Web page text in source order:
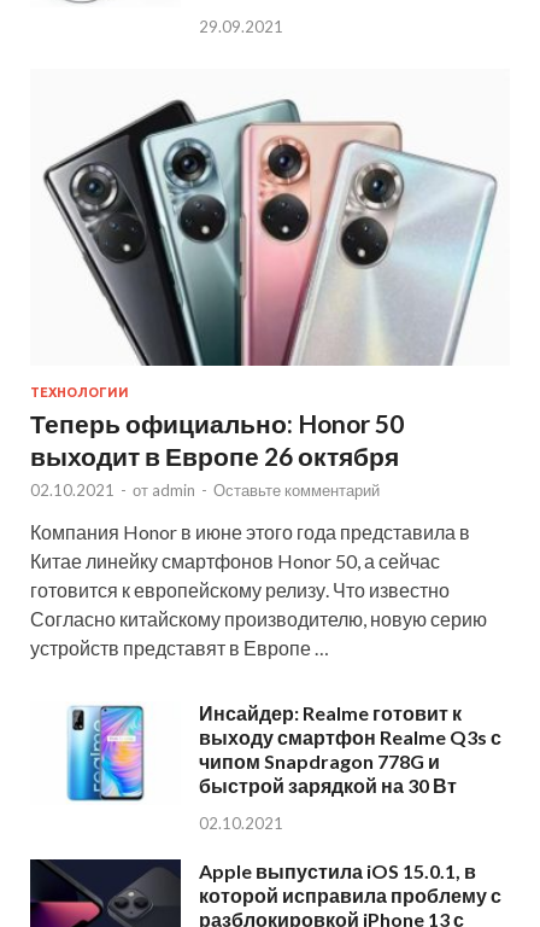
29.09.2021
ТЕХНОЛОГИИ
Теперь официально: Honor 50
выходит в Европе 26 октября
02.10.2021 - от admin - Оставьте комментарий
Компания Honor в июне этого года представила в
Китае линейку смартфонов Honor 50, а сейчас
готовится к европейскому релизу. Что известно
Согласно китайскому производителю, новую серию
устройств представят в Европе …
Инсайдер: Realme готовит к
выходу смартфон Realme Q3s с
чипом Snapdragon 778G и
быстрой зарядкой на 30 Вт
02.10.2021
Apple выпустила iOS 15.0.1, в
которой исправила проблему с
разблокировкой iPhone 13 с